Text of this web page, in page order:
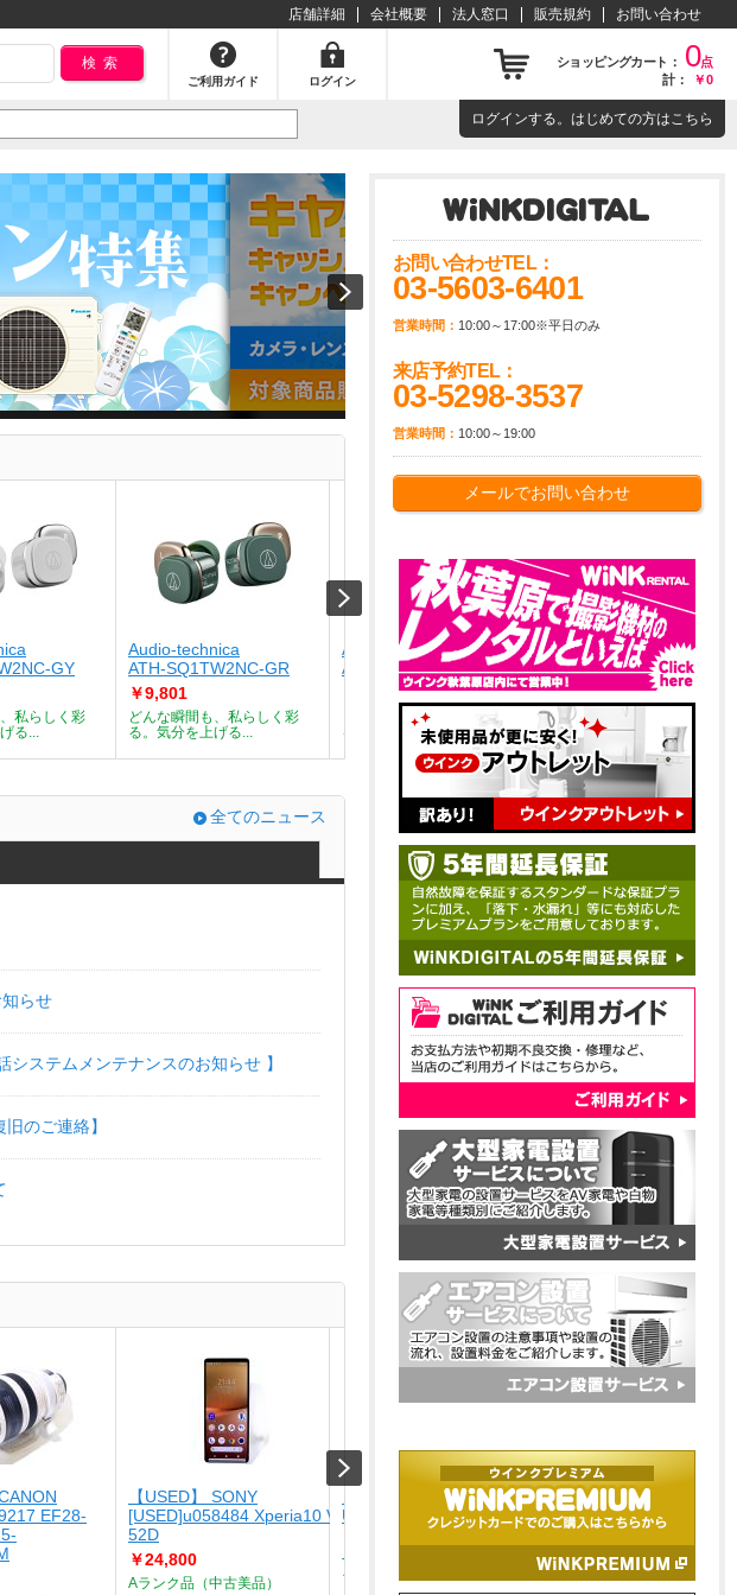
店舗詳細 会社概要 法人窓口 販売規約 お問い合わせ
検索
ご利用ガイド ログイン
ショッピングカート： 0点
計：
￥0
ログインする。はじめての方はこちら
GY
私らしく彩
る...
Audio-technica
ATH-SQ1TW2NC-GR
￥9,801
どんな瞬間も、私らしく彩
る。気分を上げる...
Audio-technica
ATH-SQ1TW2NC-CA
￥9,801
どんな瞬間も、私らしく彩
る。気分を上げる...
Audio-technica
ATH-SQ1TW2NC-BK
￥9,801
どんな瞬間も、私らしく彩
る。気分を上げる...
全てのニュース
らせ
ステムメンテナンスのお知らせ 】
のご連絡】
EF28-
【USED】 SONY
[USED]u058484 Xperia10 V SO-
52D
￥24,800
Aランク品（中古美品）
【未使用品】 ナカバヤシ
USA-CHD6BK
￥4,280
Type-C ? HDMIディスプレイ
ア...
【USED】 APPLE
[USED]u059147
￥164,800
Aランク品（中古美品）
お問い合わせTEL：
03-5603-6401
営業時間： 10:00～17:00※平日のみ
来店予約TEL：
03-5298-3537
営業時間： 10:00～19:00
メールでお問い合わせ